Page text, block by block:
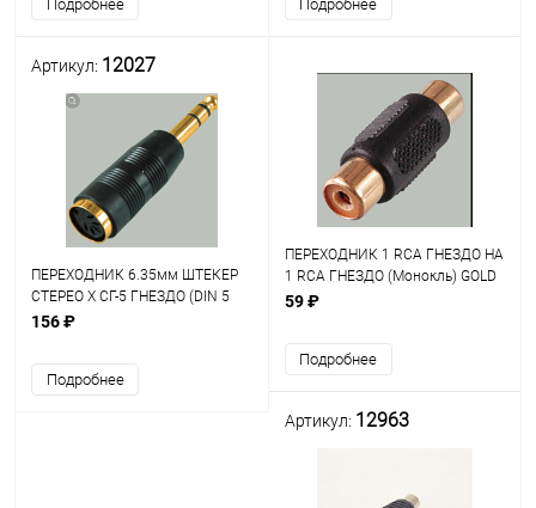
Подробнее
входа/выхода SCART к совреме
Подробнее
Артикул: 12027
ПЕРЕХОДНИК 6.35мм ШТЕКЕР
СТЕРЕО Х СГ-5 ГНЕЗДО (DIN 5
PIN) GOLD; материал:пластик
156 ₽
Подробнее
ПЕРЕХОДНИК 1 RCA ГНЕЗДО НА
1 RCA ГНЕЗДО (Монокль) GOLD
(2-270G)
59 ₽
Подробнее
Артикул: 12963